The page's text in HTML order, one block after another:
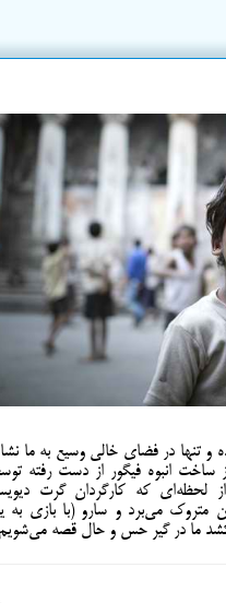
و تنها در فضای خالی وسیع به ما
انبوه فیگور از دست رفته
لحظه‌ای که کارگردان گرت
متروک می‌برد و سارو (با بازی به
ما در گیر حس و حال قصه